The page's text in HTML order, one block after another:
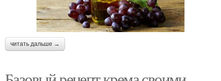
читать дальше →